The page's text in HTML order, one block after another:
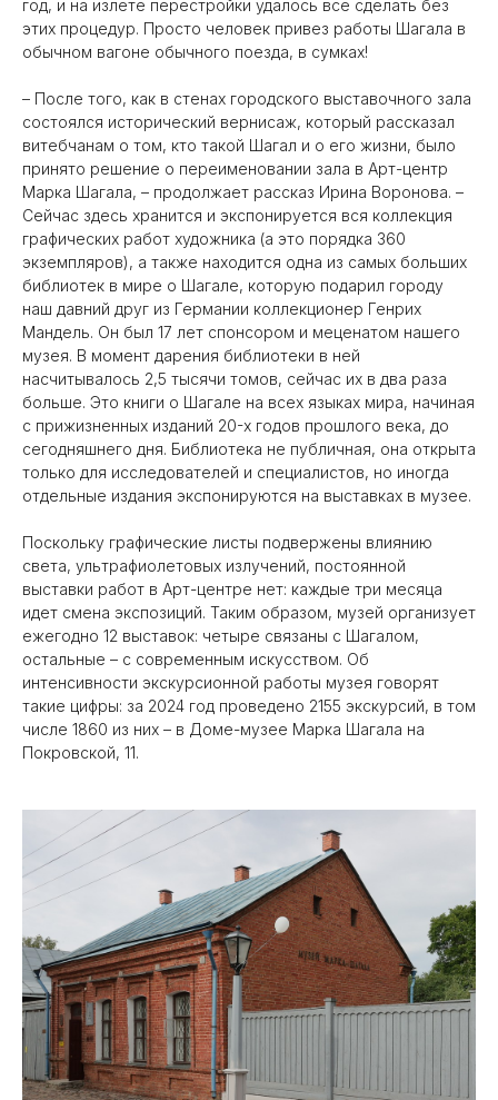
год, и на излете перестройки удалось всё сделать без
этих процедур. Просто человек привез работы Шагала в
обычном вагоне обычного поезда, в сумках!
– После того, как в стенах городского выставочного зала
состоялся исторический вернисаж, который рассказал
витебчанам о том, кто такой Шагал и о его жизни, было
принято решение о переименовании зала в Арт-центр
Марка Шагала, – продолжает рассказ Ирина Воронова. –
Сейчас здесь хранится и экспонируется вся коллекция
графических работ художника (а это порядка 360
экземпляров), а также находится одна из самых больших
библиотек в мире о Шагале, которую подарил городу
наш давний друг из Германии коллекционер Генрих
Мандель. Он был 17 лет спонсором и меценатом нашего
музея. В момент дарения библиотеки в ней
насчитывалось 2,5 тысячи томов, сейчас их в два раза
больше. Это книги о Шагале на всех языках мира, начиная
с прижизненных изданий 20-х годов прошлого века, до
сегодняшнего дня. Библиотека не публичная, она открыта
только для исследователей и специалистов, но иногда
отдельные издания экспонируются на выставках в музее.
Поскольку графические листы подвержены влиянию
света, ультрафиолетовых излучений, постоянной
выставки работ в Арт-центре нет: каждые три месяца
идет смена экспозиций. Таким образом, музей организует
ежегодно 12 выставок: четыре связаны с Шагалом,
остальные – с современным искусством. Об
интенсивности экскурсионной работы музея говорят
такие цифры: за 2024 год проведено 2155 экскурсий, в том
числе 1860 из них – в Доме-музее Марка Шагала на
Покровской, 11.